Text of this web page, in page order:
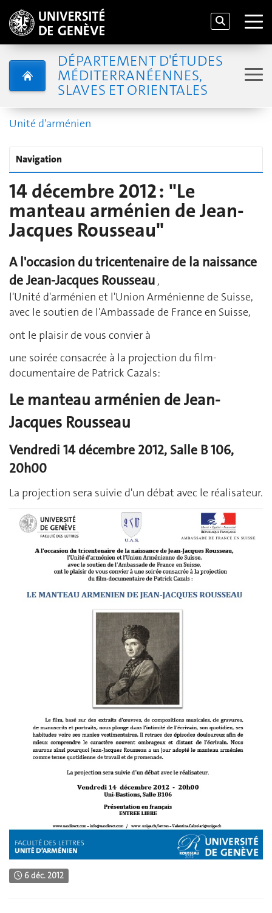
DÉPARTEMENT D'ÉTUDES
MÉDITERRANÉENNES,
SLAVES ET ORIENTALES
Unité d'arménien
Navigation
14 décembre 2012 : "Le
manteau arménien de Jean-
Jacques Rousseau"
A l'occasion du tricentenaire de la naissance
de Jean-Jacques Rousseau ,
l'Unité d'arménien et l'Union Arménienne de Suisse,
avec le soutien de l'Ambassade de France en Suisse,
ont le plaisir de vous convier à
une soirée consacrée à la projection du film-
documentaire de Patrick Cazals:
Le manteau arménien de Jean-
Jacques Rousseau
Vendredi 14 décembre 2012, Salle B 106,
20h00
La projection sera suivie d'un débat avec le réalisateur.
6 déc. 2012